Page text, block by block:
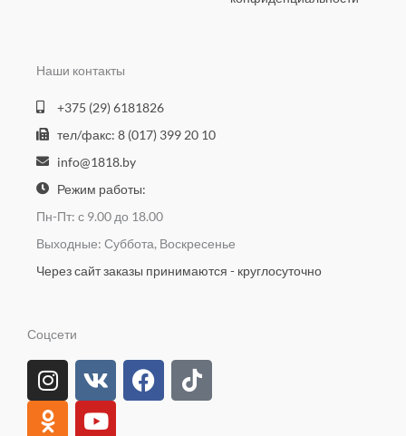
Наши контакты
+375 (29) 6181826
тел/факс: 8 (017) 399 20 10
info@1818.by
Режим работы:
Пн-Пт: с 9.00 до 18.00
Выходные: Суббота, Воскресенье
Через сайт заказы принимаются - круглосуточно
Соцсети
I
n
s
V
k
F
a
T
i
O
d
n
Y
o
u